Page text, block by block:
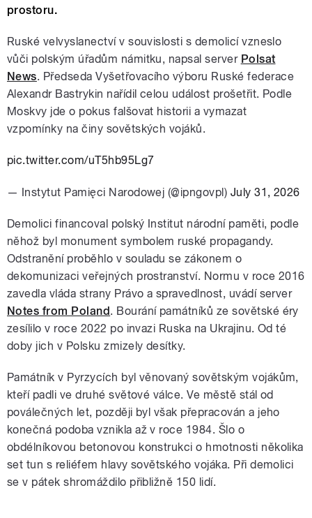
prostoru.
Ruské velvyslanectví v souvislosti s demolicí vzneslo
vůči polským úřadům námitku, napsal server Polsat
News. Předseda Vyšetřovacího výboru Ruské federace
Alexandr Bastrykin nařídil celou událost prošetřit. Podle
Moskvy jde o pokus falšovat historii a vymazat
vzpomínky na činy sovětských vojáků.
pic.twitter.com/uT5hb95Lg7
— Instytut Pamięci Narodowej (@ipngovpl) July 31, 2026
Demolici financoval polský Institut národní paměti, podle
něhož byl monument symbolem ruské propagandy.
Odstranění proběhlo v souladu se zákonem o
dekomunizaci veřejných prostranství. Normu v roce 2016
zavedla vláda strany Právo a spravedlnost, uvádí server
Notes from Poland. Bourání památníků ze sovětské éry
zesílilo v roce 2022 po invazi Ruska na Ukrajinu. Od té
doby jich v Polsku zmizely desítky.
Památník v Pyrzycích byl věnovaný sovětským vojákům,
kteří padli ve druhé světové válce. Ve městě stál od
poválečných let, později byl však přepracován a jeho
konečná podoba vznikla až v roce 1984. Šlo o
obdélníkovou betonovou konstrukci o hmotnosti několika
set tun s reliéfem hlavy sovětského vojáka. Při demolici
se v pátek shromáždilo přibližně 150 lidí.